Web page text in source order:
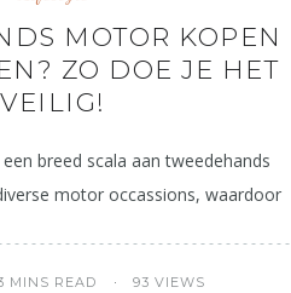
MOTOR KOPEN
ZO DOE JE HET
VEILIG!
breed scala aan tweedehands
motor occassions, waardoor
MINS READ 93 VIEWS